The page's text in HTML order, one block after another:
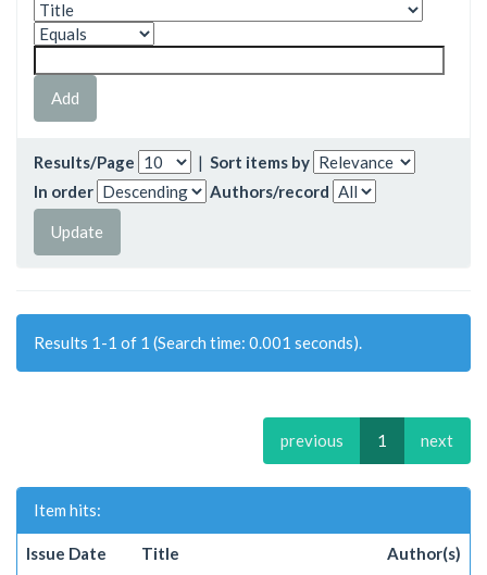
Results/Page | Sort items by
In order
Authors/record
Results 1-1 of 1 (Search time: 0.001 seconds).
previous 1 next
Item hits:
Issue Date Title Author(s)